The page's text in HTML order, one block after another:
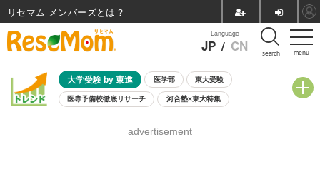
menu
Language
JP / CN search
大学受験 by 東進 医学部 東大受験
医専予備校徹底リサーチ 河合塾×東大特集
8月開催学校説明会・相談会
advertisement
リセマム メンバーズ